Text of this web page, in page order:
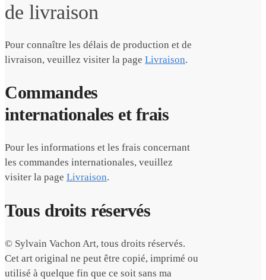
de livraison
Pour connaître les délais de production et de
livraison, veuillez visiter la page Livraison.
Commandes
internationales et frais
Pour les informations et les frais concernant
les commandes internationales, veuillez
visiter la page Livraison.
Tous droits réservés
© Sylvain Vachon Art, tous droits réservés.
Cet art original ne peut être copié, imprimé ou
utilisé à quelque fin que ce soit sans ma